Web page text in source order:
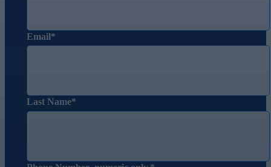
Email
Last Name